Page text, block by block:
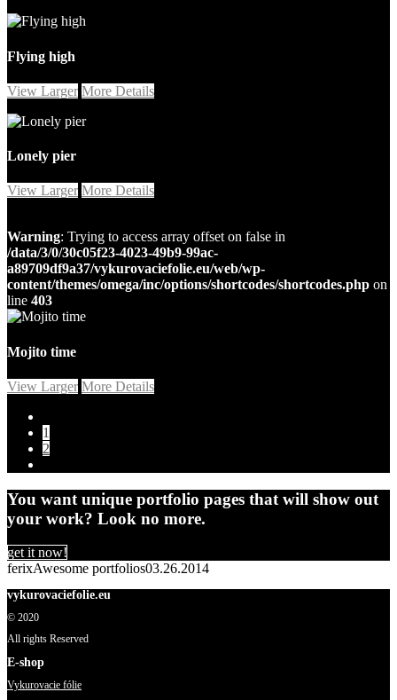
Flying high
View Larger More Details
Lonely pier
View Larger More Details
Warning: Trying to access array offset on false in
/data/3/0/30c05f23-4023-49b9-99ac-
a89709df9a37/vykurovaciefolie.eu/web/wp-
content/themes/omega/inc/options/shortcodes/shortcodes.php on
line 403
Mojito time
View Larger More Details
1
2
You want unique portfolio pages that will show out
your work? Look no more.
get it now!
ferixAwesome portfolios03.26.2014
vykurovaciefolie.eu
© 2020
All rights Reserved
E-shop
Vykurovacie fólie